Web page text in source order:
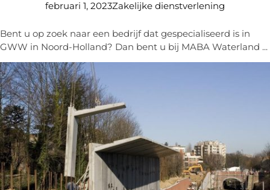
februari 1, 2023Zakelijke dienstverlening
Bent u op zoek naar een bedrijf dat gespecialiseerd is in
GWW in Noord-Holland? Dan bent u bij MABA Waterland ...